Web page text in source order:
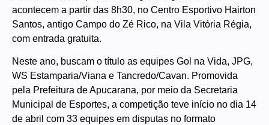
acontecem a partir das 8h30, no Centro Esportivo Hairton
Santos, antigo Campo do Zé Rico, na Vila Vitória Régia,
com entrada gratuita.
Neste ano, buscam o título as equipes Gol na Vida, JPG,
WS Estamparia/Viana e Tancredo/Cavan. Promovida
pela Prefeitura de Apucarana, por meio da Secretaria
Municipal de Esportes, a competição teve início no dia 14
de abril com 33 equipes em disputas no formato